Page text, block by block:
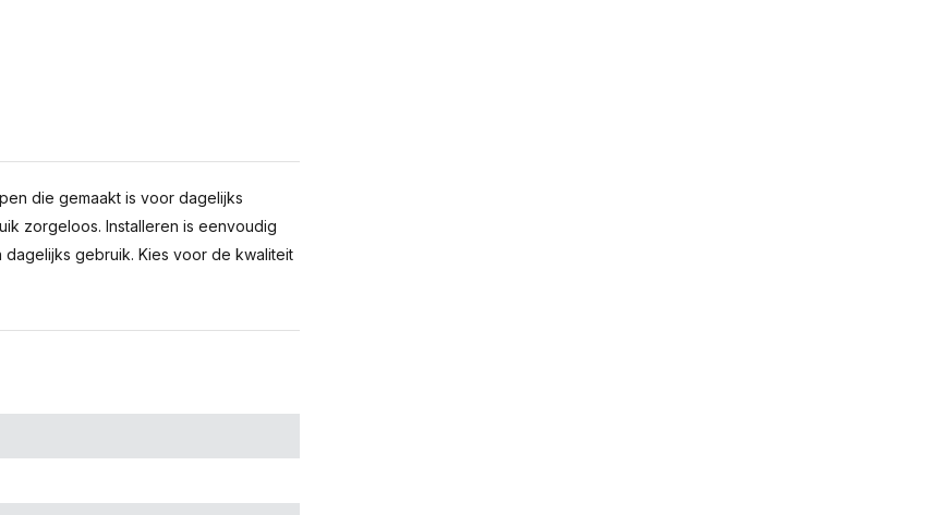
die gemaakt is voor dagelijks
zorgeloos. Installeren is eenvoudig
gebruik. Kies voor de kwaliteit